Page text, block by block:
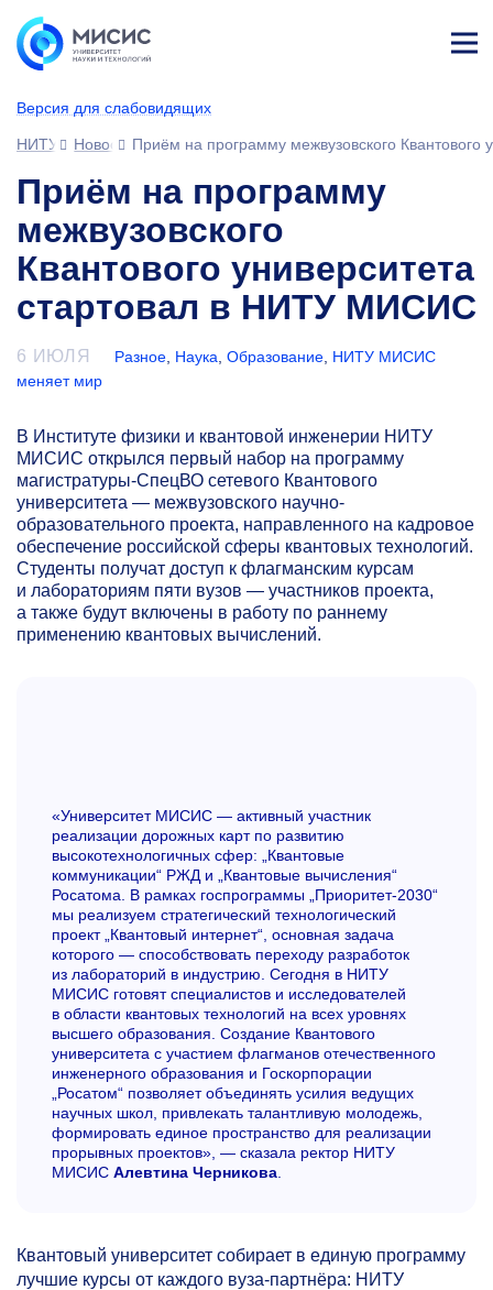
Версия для слабовидящих
ине
НИТУ МИСИС
НовостиПриём на программу межвузовского
Приём на программу
межвузовского
Квантового университета
стартовал в НИТУ МИСИС
6 ИЮЛЯ Разное, Наука Образование, НИТУ МИСИС
меняет мир
В Институте физики и квантовой инженерии НИТУ
МИСИС открылся первый набор на программу
магистратуры-СпецВО сетевого Квантового
университета — межвузовского научно-
образовательного проекта, направленного на кадровое
обеспечение российской сферы квантовых технологий.
Студенты получат доступ к флагманским курсам
и лабораториям пяти вузов — участников проекта,
а также будут включены в работу по раннему
применению квантовых вычислений.
«Университет МИСИС — активный участник
реализации дорожных карт по развитию
высокотехнологичных сфер: „Квантовые
коммуникации“ РЖД и „Квантовые вычисления“
Росатома. В рамках госпрограммы „Приоритет-2030“
мы реализуем стратегический технологический
проект „Квантовый интернет“, основная задача
которого — способствовать переходу разработок
из лабораторий в индустрию. Сегодня в НИТУ
МИСИС готовят специалистов и исследователей
в области квантовых технологий на всех уровнях
высшего образования. Создание Квантового
университета с участием флагманов отечественного
инженерного образования и Госкорпорации
„Росатом“ позволяет объединять усилия ведущих
научных школ, привлекать талантливую молодежь,
формировать единое пространство для реализации
прорывных проектов», — сказала ректор НИТУ
МИСИС Алевтина Черникова
Квантовый университет собирает в единую программу
лучшие курсы от каждого вуза-партнёра: НИТУ